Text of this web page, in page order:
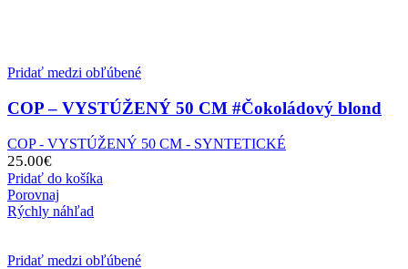
Pridať medzi obľúbené
COP – VYSTÚŽENÝ 50 CM #Čokoládový blond
COP - VYSTÚŽENÝ 50 CM - SYNTETICKÉ
25.00€
Pridať do košíka
Porovnaj
Rýchly náhľad
Pridať medzi obľúbené